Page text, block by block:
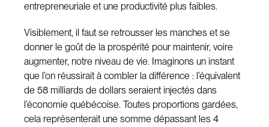
entrepreneuriale et une productivité plus faibles.
Visiblement, il faut se retrousser les manches et se
donner le goût de la prospérité pour maintenir, voire
augmenter, notre niveau de vie. Imaginons un instant
que l’on réussirait à combler la différence : l’équivalent
de 58 milliards de dollars seraient injectés dans
l’économie québécoise. Toutes proportions gardées,
cela représenterait une somme dépassant les 4